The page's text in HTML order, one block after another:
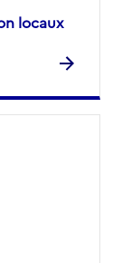
locaux